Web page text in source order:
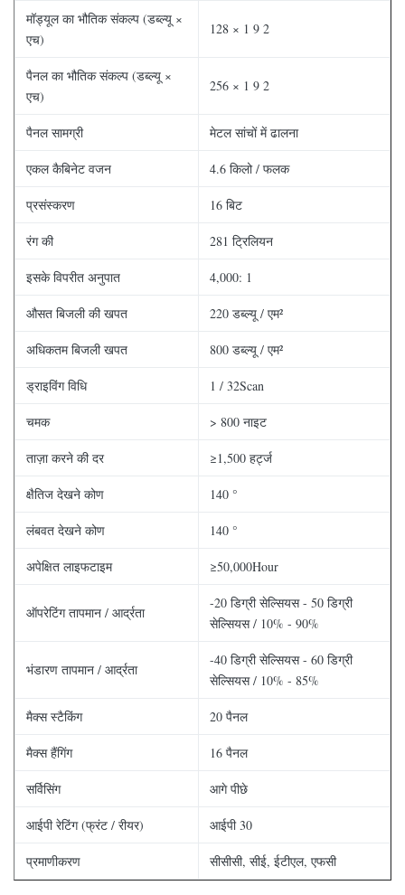
मॉड्यूल का भौतिक संकल्प (डब्ल्यू ×
एच)
128 × 1 9 2
पैनल का भौतिक संकल्प (डब्ल्यू ×
एच)
256 × 1 9 2
पैनल सामग्री मेटल सांचों में ढालना
एकल कैबिनेट वजन 4.6 किलो / फलक
प्रसंस्करण 16 बिट
रंग की 281 ट्रिलियन
इसके विपरीत अनुपात 4,000: 1
औसत बिजली की खपत 220 डब्ल्यू / एम²
अधिकतम बिजली खपत 800 डब्ल्यू / एम²
ड्राइविंग विधि 1 / 32Scan
चमक > 800 नाइट
ताज़ा करने की दर ≥1,500 हर्ट्ज
क्षैतिज देखने कोण 140 °
लंबवत देखने कोण 140 °
अपेक्षित लाइफटाइम ≥50,000Hour
ऑपरेटिंग तापमान / आर्द्रता
-20 डिग्री सेल्सियस - 50 डिग्री
सेल्सियस / 10% - 90%
भंडारण तापमान / आर्द्रता
-40 डिग्री सेल्सियस - 60 डिग्री
सेल्सियस / 10% - 85%
मैक्स स्टैकिंग 20 पैनल
मैक्स हैंगिंग 16 पैनल
सर्विसिंग आगे पीछे
आईपी ​​रेटिंग (फ्रंट / रीयर) आईपी ​​30
प्रमाणीकरण सीसीसी, सीई, ईटीएल, एफसी